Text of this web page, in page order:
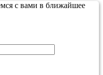
с вами в ближайшее